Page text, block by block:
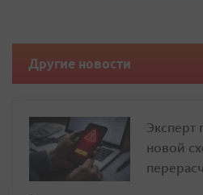
Другие новости
Эксперт
новой